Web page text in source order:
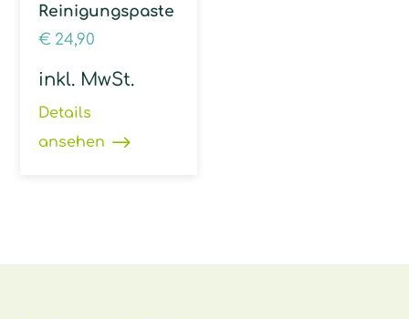
Reinigungspaste
€ 24,90
inkl. MwSt.
Details
ansehen